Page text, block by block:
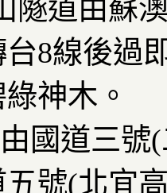
隧道由蘇
8線後過
神木。
國道三號
號(北宜